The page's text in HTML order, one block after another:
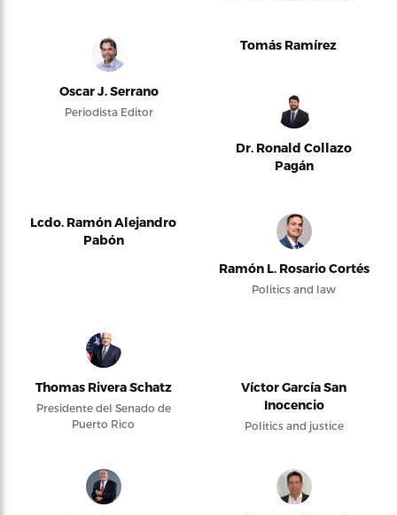
Oscar J. Serrano
Periodista Editor
Tomás Ramírez
Dr. Ronald Collazo
Pagán
Lcdo. Ramón Alejandro
Pabón
Ramón L. Rosario Cortés
Politics and law
Thomas Rivera Schatz
Presidente del Senado de
Puerto Rico
Víctor García San
Inocencio
Politics and justice